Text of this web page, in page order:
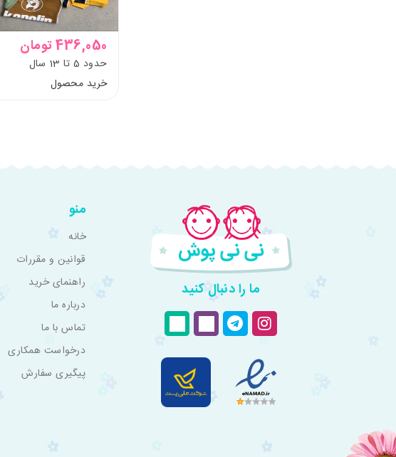
436,050 تومان
حدود 5 تا 13 سال
خرید محصول
ما را دنبال کنید
منو
خانه
قوانین و مقررات
راهنمای خرید
درباره ما
تماس با ما
درخواست همکاری
پیگیری سفارش